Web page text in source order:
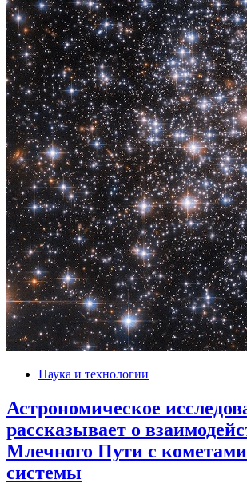
Наука и технологии
Астрономическое
рассказывает о
Млечного Пути с
системы